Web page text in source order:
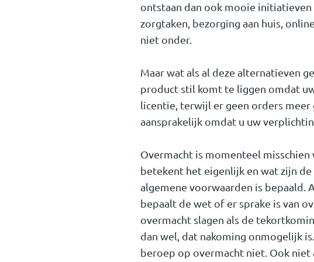
ontstaan dan ook mooie
zorgtaken, bezorging aan huis,
niet onder.
Maar wat als al deze alternatieven
product stil komt te liggen omdat
licentie, terwijl er geen orders meer
aansprakelijk omdat u uw
Overmacht is momenteel
betekent het eigenlijk en wat zijn
algemene voorwaarden is bepaald.
bepaalt de wet of er sprake is van
overmacht slagen als de
dan wel, dat nakoming onmogelijk
beroep op overmacht niet. Ook